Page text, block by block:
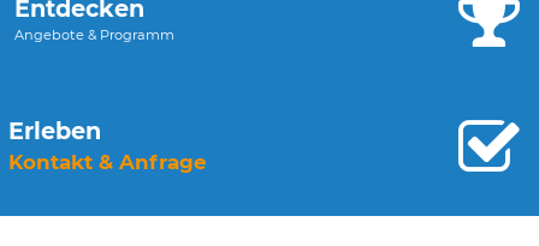
Entdecken
Angebote & Programm
Erleben
Kontakt & Anfrage